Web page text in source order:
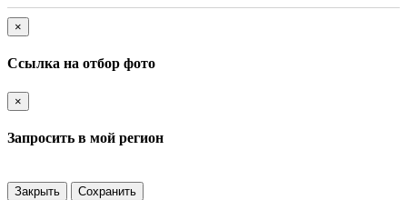
×
Ссылка на отбор фото
×
Запросить в мой регион
Закрыть Сохранить